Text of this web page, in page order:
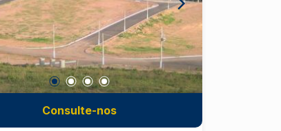
Consulte-nos